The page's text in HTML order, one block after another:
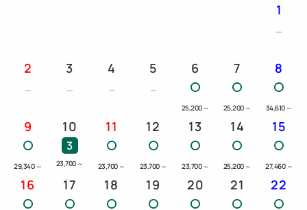
1
2 3 4 5 6
25,200 ～
7
25,200 ～
8
34,610 ～
9
29,340 ～
10
3
23,700 ～
11
23,700 ～
12
23,700 ～
13
23,700 ～
14
25,200 ～
15
27,460 ～
16 17 18 19 20 21 22